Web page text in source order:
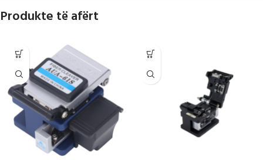
Produkte të afërt